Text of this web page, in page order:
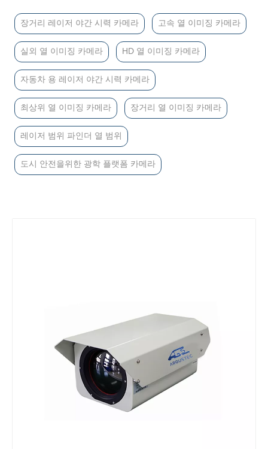
장거리 레이저 야간 시력 카메라 고속 열 이미징 카메라
실외 열 이미징 카메라 HD 열 이미징 카메라
자동차 용 레이저 야간 시력 카메라
최상위 열 이미징 카메라 장거리 열 이미징 카메라
레이저 범위 파인더 열 범위
도시 안전을위한 광학 플랫폼 카메라